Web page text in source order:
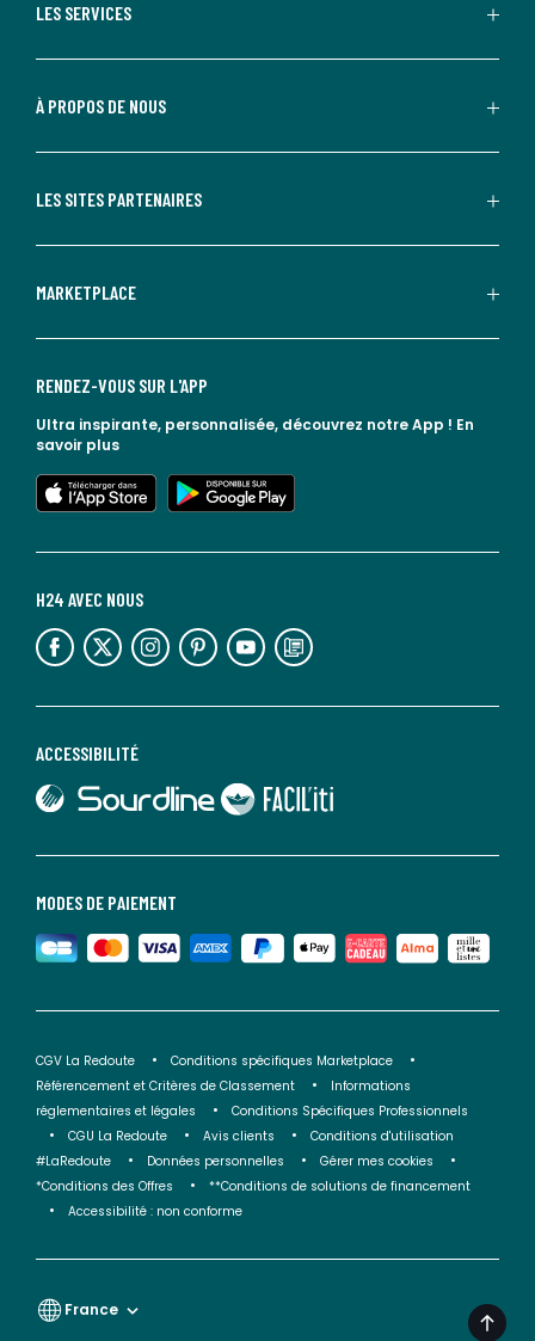
LES SERVICES
À PROPOS DE NOUS
LES SITES PARTENAIRES
MARKETPLACE
MODES DE PAIEMENT
ACCESSIBILITÉ
lien vers Sourdline
lien vers Faciliti
H24 AVEC NOUS
lien vers l'espace réseaux sociaux lien vers l'espace réseaux sociaux lien vers l'espace réseaux sociaux lien vers l'espace réseaux sociaux lien vers l'espace réseaux sociaux lien vers le blog la redoute
RENDEZ-VOUS SUR L'APP
Ultra inspirante, personnalisée, découvrez notre App ! En
savoir plus
lien vers l'app store
lien vers google play
CGV La Redoute
Conditions spécifiques Marketplace
Référencement et Critères de Classement
Informations
réglementaires et légales
Conditions Spécifiques Professionnels
CGU La Redoute
Avis clients
Conditions d'utilisation
#LaRedoute
Données personnelles
Gérer mes cookies
*Conditions des Offres
**Conditions de solutions de financement
Accessibilité : non conforme
France